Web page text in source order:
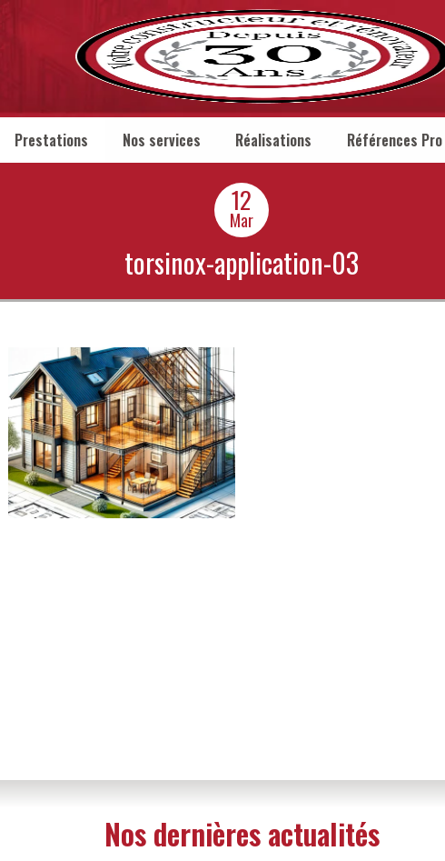
Prestations Nos services Réalisations Références Pro
12
Mar
torsinox-application-03
Nos dernières actualités